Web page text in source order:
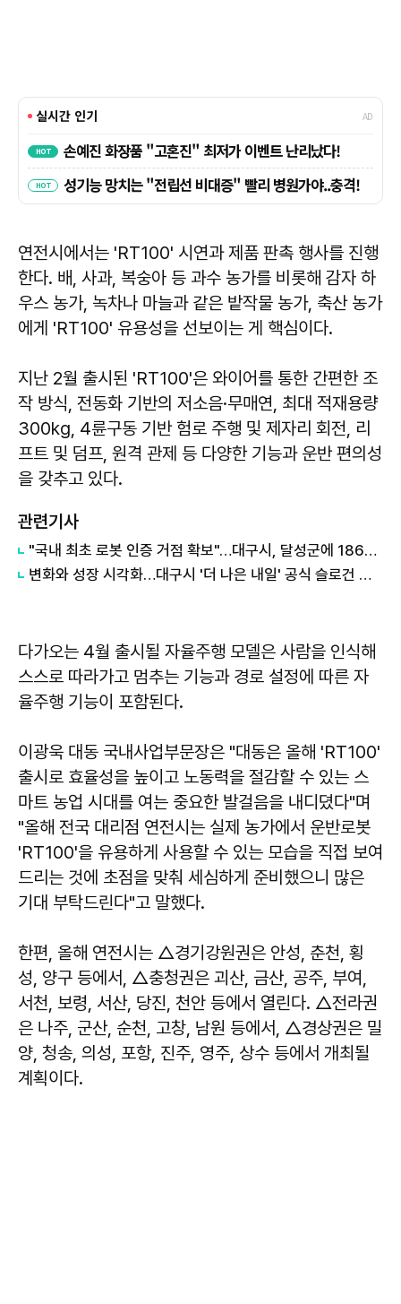
연전시에서는 'RT100' 시연과 제품 판촉 행사를 진행
한다. 배, 사과, 복숭아 등 과수 농가를 비롯해 감자 하
우스 농가, 녹차나 마늘과 같은 밭작물 농가, 축산 농가
에게 'RT100' 유용성을 선보이는 게 핵심이다.
지난 2월 출시된 'RT100'은 와이어를 통한 간편한 조
작 방식, 전동화 기반의 저소음·무매연, 최대 적재용량
300kg, 4륜구동 기반 험로 주행 및 제자리 회전, 리
프트 및 덤프, 원격 관제 등 다양한 기능과 운반 편의성
을 갖추고 있다.
관련기사
"국내 최초 로봇 인증 거점 확보"…대구시, 달성군에 186억 투입해 휴머노이드 센터 구축
변화와 성장 시각화…대구시 '더 나은 내일' 공식 슬로건 디자인 공개
다가오는 4월 출시될 자율주행 모델은 사람을 인식해
스스로 따라가고 멈추는 기능과 경로 설정에 따른 자
율주행 기능이 포함된다.
이광욱 대동 국내사업부문장은 "대동은 올해 'RT100'
출시로 효율성을 높이고 노동력을 절감할 수 있는 스
마트 농업 시대를 여는 중요한 발걸음을 내디뎠다"며
"올해 전국 대리점 연전시는 실제 농가에서 운반로봇
'RT100'을 유용하게 사용할 수 있는 모습을 직접 보여
드리는 것에 초점을 맞춰 세심하게 준비했으니 많은
기대 부탁드린다"고 말했다.
한편, 올해 연전시는 △경기강원권은 안성, 춘천, 횡
성, 양구 등에서, △충청권은 괴산, 금산, 공주, 부여,
서천, 보령, 서산, 당진, 천안 등에서 열린다. △전라권
은 나주, 군산, 순천, 고창, 남원 등에서, △경상권은 밀
양, 청송, 의성, 포항, 진주, 영주, 상수 등에서 개최될
계획이다.